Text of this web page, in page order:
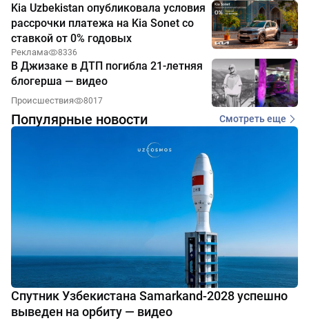
Kia Uzbekistan опубликовала условия
рассрочки платежа на Kia Sonet со
ставкой от 0% годовых
Реклама 8336
В Джизаке в ДТП погибла 21-летняя
блогерша — видео
Происшествия 8017
Популярные новости Смотреть еще
Спутник Узбекистана Samarkand-2028 успешно
выведен на орбиту — видео